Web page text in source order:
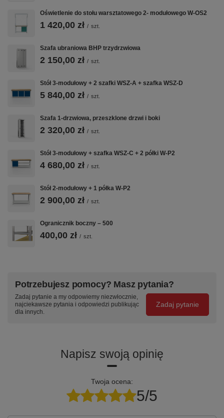
Oświetlenie do stołu warsztatowego 2- modułowego W-OS2
1 420,00 zł / szt.
Szafa ubraniowa BHP trzydrzwiowa
2 150,00 zł / szt.
Stół 3-modułowy + 2 szafki WSZ-A + szafka WSZ-D
5 840,00 zł / szt.
Szafa 1-drzwiowa, przeszklone drzwi i boki
2 320,00 zł / szt.
Stół 3-modułowy + szafka WSZ-C + 2 półki W-P2
4 680,00 zł / szt.
Stół 2-modułowy + 1 półka W-P2
2 900,00 zł / szt.
Ogranicznik boczny – 500
400,00 zł / szt.
Potrzebujesz pomocy? Masz pytania?
Zadaj pytanie a my odpowiemy niezwłocznie,
najciekawsze pytania i odpowiedzi publikując
dla innych.
Zadaj pytanie
Napisz swoją opinię
Twoja ocena:
5/5